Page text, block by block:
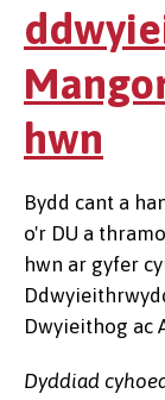
hwn
Bydd cant a
o'r DU a
hwn ar gyfer
Dwyieithog ac
Dyddiad